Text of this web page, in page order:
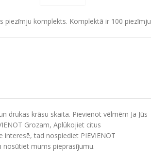
piezīmju komplekts. Komplektā ir 100 piezīmju
drukas krāsu skaita. Pievienot vēlmēm Ja Jūs
Grozam, Aplūkojiet citus
tad nospiediet PIEVIENOT
nosūtiet mums pieprasījumu.